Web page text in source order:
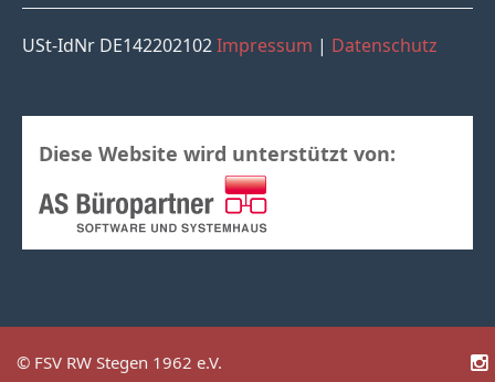
USt-IdNr DE142202102Impressum | Datenschutz
Diese Website wird unterstützt von:
© FSV RW Stegen 1962 e.V.